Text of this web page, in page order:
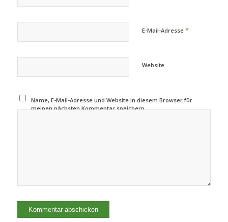
E-Mail-Adresse *
Website
Name, E-Mail-Adresse und Website in diesem Browser für
meinen nächsten Kommentar speichern.